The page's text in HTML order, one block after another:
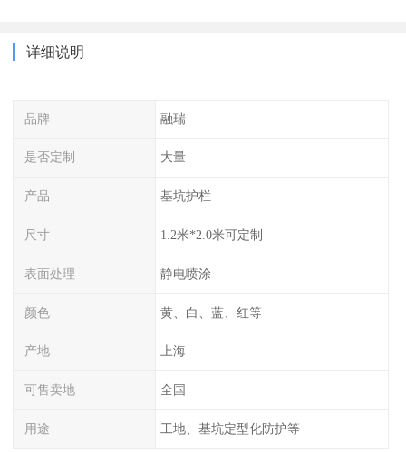
详细说明
品牌 融瑞
是否定制 大量
产品 基坑护栏
尺寸 1.2米*2.0米可定制
表面处理 静电喷涂
颜色 黄、白、蓝、红等
产地 上海
可售卖地 全国
用途 工地、基坑定型化防护等